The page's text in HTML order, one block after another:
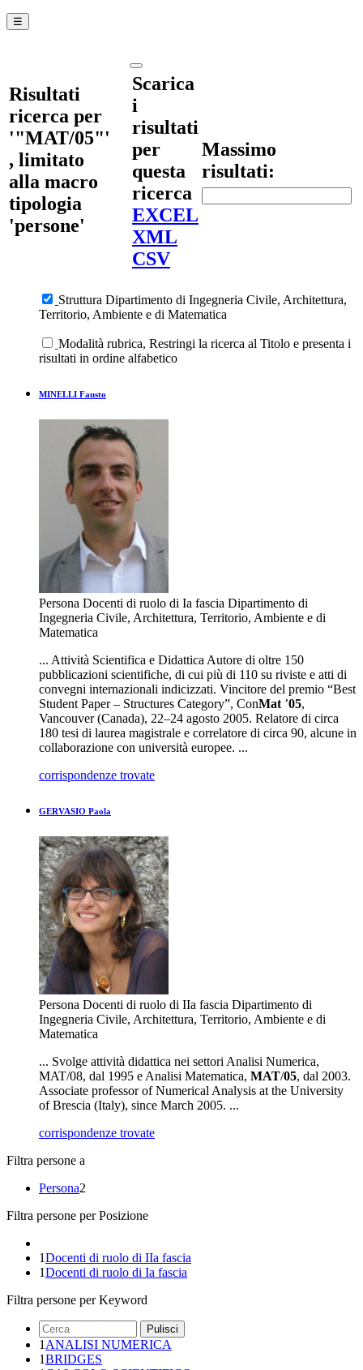
☰
Risultati
ricerca per
'"MAT/05"'
, limitato
alla macro
tipologia
'persone'
Scarica
i
risultati
per
questa
ricerca
EXCEL
XML
CSV
Massimo
risultati:
Struttura Dipartimento di Ingegneria Civile, Architettura,
Territorio, Ambiente e di Matematica
Modalità rubrica, Restringi la ricerca al Titolo e presenta i
risultati in ordine alfabetico
MINELLI Fausto
Persona Docenti di ruolo di Ia fascia Dipartimento di
Ingegneria Civile, Architettura, Territorio, Ambiente e di
Matematica
... Attività Scientifica e Didattica Autore di oltre 150
pubblicazioni scientifiche, di cui più di 110 su riviste e atti di
convegni internazionali indicizzati. Vincitore del premio “Best
Student Paper – Structures Category”, ConMat ’05,
Vancouver (Canada), 22–24 agosto 2005. Relatore di circa
180 tesi di laurea magistrale e correlatore di circa 90, alcune in
collaborazione con università europee. ...
corrispondenze trovate
GERVASIO Paola
Persona Docenti di ruolo di IIa fascia Dipartimento di
Ingegneria Civile, Architettura, Territorio, Ambiente e di
Matematica
... Svolge attività didattica nei settori Analisi Numerica,
MAT/08, dal 1995 e Analisi Matematica, MAT/05, dal 2003.
Associate professor of Numerical Analysis at the University
of Brescia (Italy), since March 2005. ...
corrispondenze trovate
Filtra persone a
Persona2
Filtra persone per Posizione
1Docenti di ruolo di IIa fascia
1Docenti di ruolo di Ia fascia
Filtra persone per Keyword
Pulisci
1 ANALISI NUMERICA
1BRIDGES